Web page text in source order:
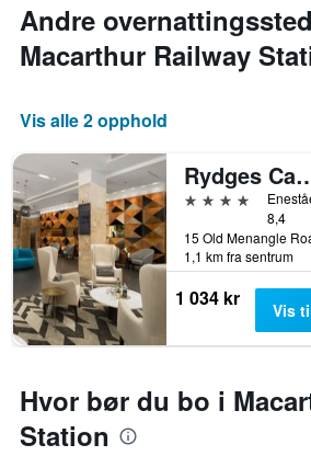
Andre
Macarthur Railway
Vis alle 2 opphold
Rydges
4 stjerner
8,4
1,1 km fra sentrum
1 034 kr Vis
Hvor bør du bo i
Station